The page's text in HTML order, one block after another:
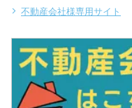
不動産会社様専用サイト